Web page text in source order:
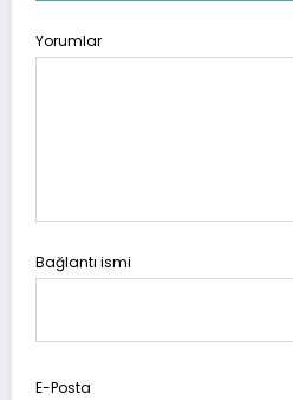
Yorumlar
Bağlantı ismi
E-Posta